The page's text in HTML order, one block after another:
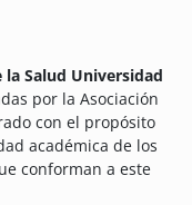
la Salud Universidad
por la Asociación
con el propósito
académica de los
conforman a este